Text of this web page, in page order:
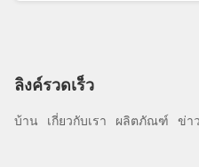
ลิงค์รวดเร็ว
บ้าน เกี่ยวกับเรา ผลิตภัณฑ์ ข่าว